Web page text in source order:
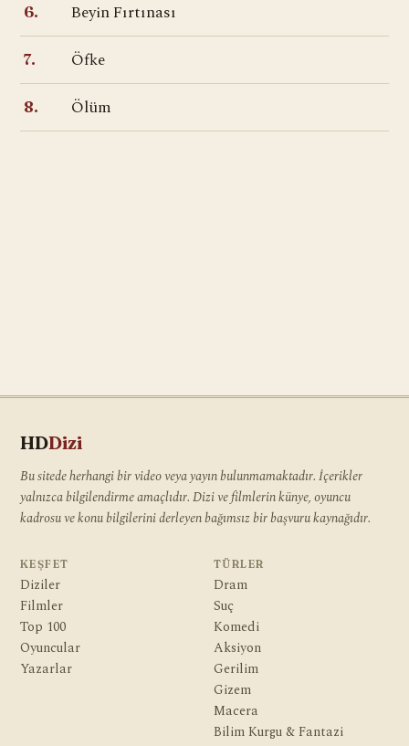
6. Beyin Fırtınası
7. Öfke
8. Ölüm
HDDizi
Bu sitede herhangi bir video veya yayın bulunmamaktadır. İçerikler
yalnızca bilgilendirme amaçlıdır. Dizi ve filmlerin künye, oyuncu
kadrosu ve konu bilgilerini derleyen bağımsız bir başvuru kaynağıdır.
KEŞFET
Diziler
Filmler
Top 100
Oyuncular
Yazarlar
TÜRLER
Dram
Suç
Komedi
Aksiyon
Gerilim
Gizem
Macera
Bilim Kurgu & Fantazi